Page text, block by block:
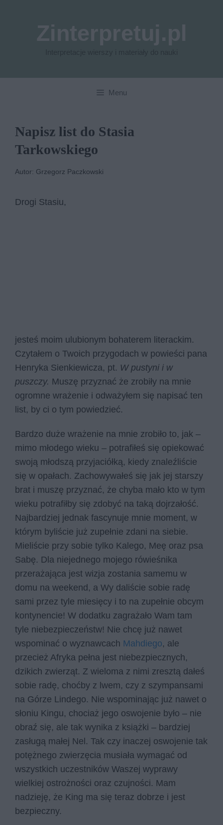
Menu
Napisz list do Stasia
Tarkowskiego
Autor: Grzegorz Paczkowski
Drogi Stasiu,
jesteś moim ulubionym bohaterem literackim.
Czytałem o Twoich przygodach w powieści pana
Henryka Sienkiewicza, pt. W pustyni i w
puszczy. Muszę przyznać że zrobiły na mnie
ogromne wrażenie i odważyłem się napisać ten
list, by ci o tym powiedzieć.
Bardzo duże wrażenie na mnie zrobiło to, jak –
mimo młodego wieku – potrafiłeś się opiekować
swoją młodszą przyjaciółką, kiedy znaleźliście
się w opałach. Zachowywałeś się jak jej starszy
brat i muszę przyznać, że chyba mało kto w tym
wieku potrafiłby się zdobyć na taką dojrzałość.
Najbardziej jednak fascynuje mnie moment, w
którym byliście już zupełnie zdani na siebie.
Mieliście przy sobie tylko Kalego, Meę oraz psa
Sabę. Dla niejednego mojego rówieśnika
przerażająca jest wizja zostania samemu w
domu na weekend, a Wy daliście sobie radę
sami przez tyle miesięcy i to na zupełnie obcym
kontynencie! W dodatku zagrażało Wam tam
tyle niebezpieczeństw! Nie chcę już nawet
wspominać o wyznawcach Mahdiego, ale
przecież Afryka pełna jest niebezpiecznych,
dzikich zwierząt. Z wieloma z nimi zresztą dałeś
sobie radę, choćby z lwem, czy z szympansami
na Górze Lindego. Nie wspominając już nawet o
słoniu Kingu, chociaż jego oswojenie było – nie
obraź się, ale tak wynika z książki – bardziej
zasługą małej Nel. Tak czy inaczej oswojenie tak
potężnego zwierzęcia musiała wymagać od
wszystkich uczestników Waszej wyprawy
wielkiej ostrożności oraz czujności. Mam
nadzieję, że King ma się teraz dobrze i jest
bezpieczny.